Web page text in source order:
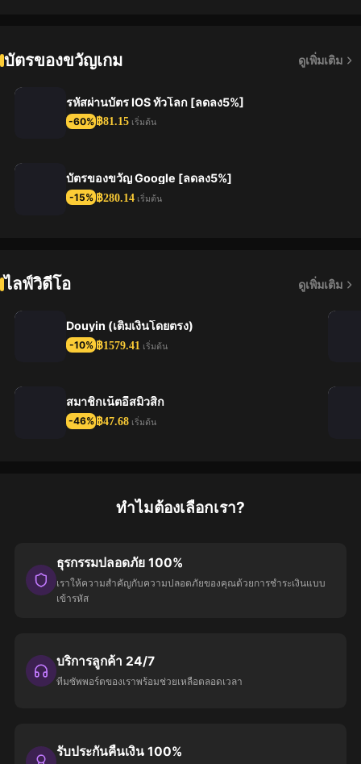
บัตรของขวัญเกม ดูเพิ่มเติม
รหัสผ่านบัตร IOS ทั่วโลก [ลดลง5%]
-60% ฿81.15 เริ่มต้น
บัตรของขวัญ Google [ลดลง5%]
-15% ฿280.14 เริ่มต้น
ไลฟ์วิดีโอ ดูเพิ่มเติม
Douyin (เติมเงินโดยตรง)
-10% ฿1579.41 เริ่มต้น
สมาชิกเน็ตอีสมิวสิก
-46% ฿47.68 เริ่มต้น
ทำไมต้องเลือกเรา?
ธุรกรรมปลอดภัย 100%
เราให้ความสำคัญกับความปลอดภัยของคุณด้วยการชำระเงินแบบ
เข้ารหัส
บริการลูกค้า 24/7
ทีมซัพพอร์ตของเราพร้อมช่วยเหลือตลอดเวลา
รับประกันคืนเงิน 100%